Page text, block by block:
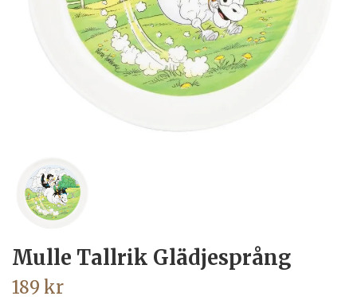
Mulle Tallrik Glädjesprång
189 kr